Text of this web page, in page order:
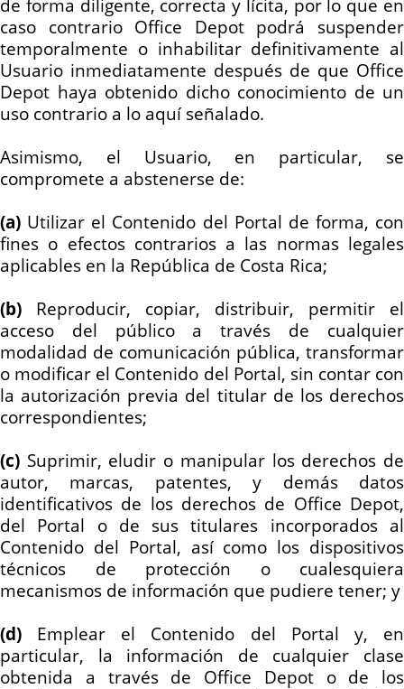
de forma diligente, correcta y lícita, por lo que en
caso contrario Office Depot podrá suspender
temporalmente o inhabilitar definitivamente al
Usuario inmediatamente después de que Office
Depot haya obtenido dicho conocimiento de un
uso contrario a lo aquí señalado.
Asimismo, el Usuario, en particular, se
compromete a abstenerse de:
(a) Utilizar el Contenido del Portal de forma, con
fines o efectos contrarios a las normas legales
aplicables en la República de Costa Rica;
(b) Reproducir, copiar, distribuir, permitir el
acceso del público a través de cualquier
modalidad de comunicación pública, transformar
o modificar el Contenido del Portal, sin contar con
la autorización previa del titular de los derechos
correspondientes;
(c) Suprimir, eludir o manipular los derechos de
autor, marcas, patentes, y demás datos
identificativos de los derechos de Office Depot,
del Portal o de sus titulares incorporados al
Contenido del Portal, así como los dispositivos
técnicos de protección o cualesquiera
mecanismos de información que pudiere tener; y
(d) Emplear el Contenido del Portal y, en
particular, la información de cualquier clase
obtenida a través de Office Depot o de los